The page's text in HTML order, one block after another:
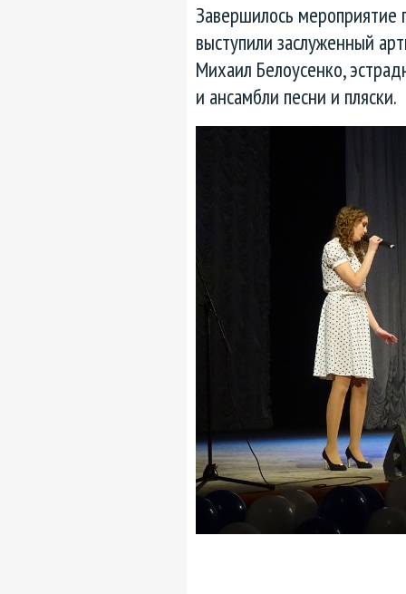
Завершилось
выступили заслуженный
Михаил Белоусенко,
и ансамбли песни и пляски.